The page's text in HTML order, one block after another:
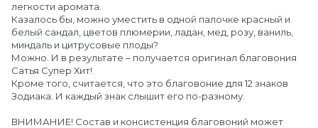
легкости аромата.
Казалось бы, можно уместить в одной палочке красный и
белый сандал, цветов плюмерии, ладан, мед, розу, ваниль,
миндаль и цитрусовые плоды?
Можно. И в результате – получается оригинал благовония
Сатья Супер Хит!
Кроме того, считается, что это благовоние для 12 знаков
Зодиака. И каждый знак слышит его по-разному.
ВНИМАНИЕ! Состав и консистенция благовоний может